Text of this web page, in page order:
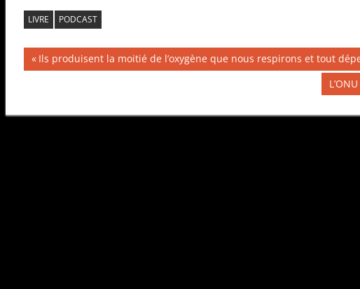
LIVRE PODCAST
Navigation
l’article
Publication
précédente :
Ils produisent la moitié de l’oxygène que nous respirons et tout